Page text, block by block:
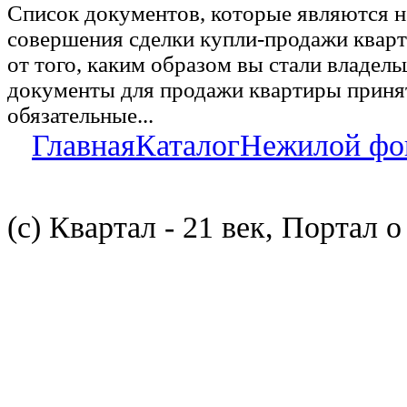
Список документов, которые являются
совершения сделки купли-продажи
от того, каким образом вы стали
документы для продажи квартиры
обязательные...
ГлавнаяКаталогНежилой
(с) Квартал - 21 век, Портал